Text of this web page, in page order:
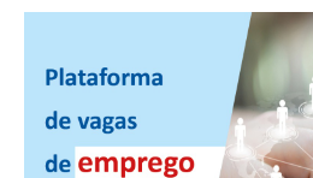
NOTÍCIAS NO WHATSAPP